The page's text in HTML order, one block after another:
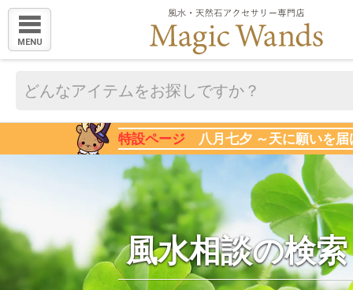
MENU
特設ページ 八月七夕 ～天に願いを届
風水相談の検索